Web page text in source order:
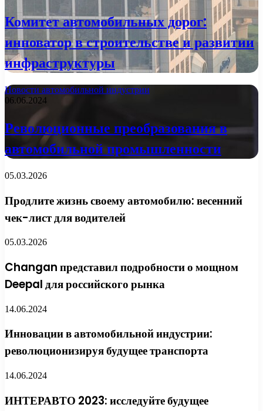
Комитет автомобильных дорог:
инноватор в строительстве и развитии
инфраструктуры
Новости автомобильной индустрии
06.06.2024
Революционные преобразования в
автомобильной промышленности
05.03.2026
Продлите жизнь своему автомобилю: весенний
чек-лист для водителей
05.03.2026
Changan представил подробности о мощном
Deepal для российского рынка
14.06.2024
Инновации в автомобильной индустрии:
революционизируя будущее транспорта
14.06.2024
ИНТЕРАВТО 2023: исследуйте будущее